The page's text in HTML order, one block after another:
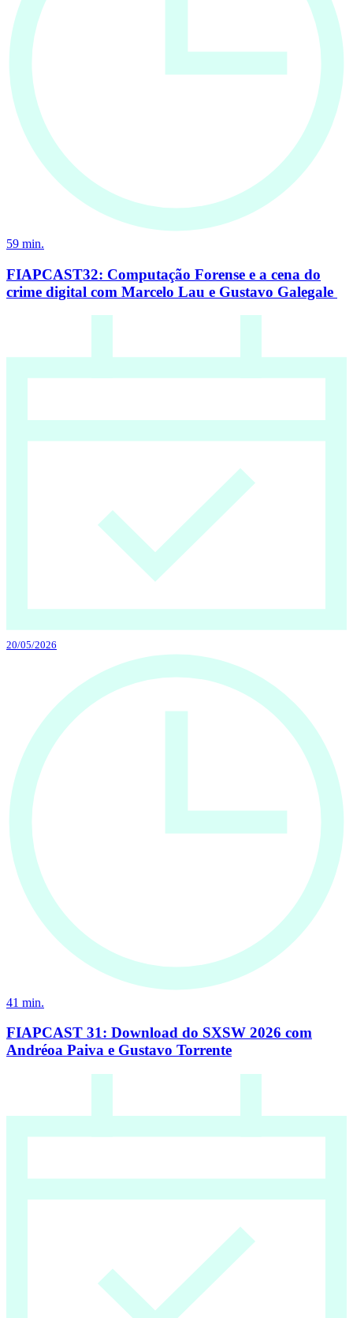
59 min.
FIAPCAST32: Computação Forense e a cena do
crime digital com Marcelo Lau e Gustavo Galegale
20/05/2026
41 min.
FIAPCAST 31: Download do SXSW 2026 com
Andréoa Paiva e Gustavo Torrente